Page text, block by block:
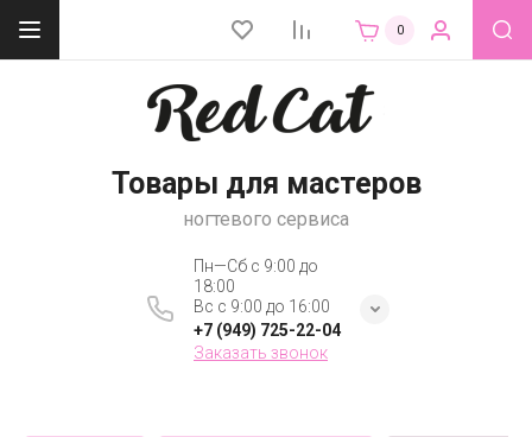
0
Товары для мастеров
ногтевого сервиса
Пн—Сб с 9:00 до
18:00
Вс с 9:00 до 16:00
+7 (949) 725-22-04
Заказать звонок